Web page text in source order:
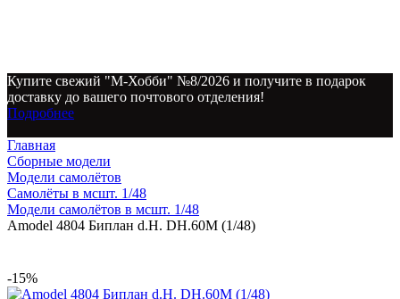
Купите свежий "М-Хобби" №8/2026 и получите в подарок
доставку до вашего почтового отделения!
Подробнее
Главная
Сборные модели
Модели самолётов
Самолёты в мсшт. 1/48
Модели самолётов в мсшт. 1/48
Amodel 4804 Биплан d.H. DH.60M (1/48)
-15%